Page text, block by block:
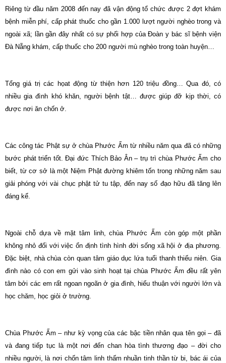
Riêng từ đầu năm 2008 đến nay đã vận động tổ chức được 2 đợt khám
bệnh miễn phí, cấp phát thuốc cho gần 1.000 lượt người nghèo trong và
ngoài xã; lần gần đây nhất có sự phối hợp của Đoàn y bác sĩ bệnh viện
Đà Nẵng khám, cấp thuốc cho 200 người mù nghèo trong toàn huyện…
Tổng giá trị các họat động từ thiện hơn 120 triệu đồng… Qua đó, có
nhiều gia đình khó khăn, người bệnh tật… được giúp đỡ kịp thời, có
được nơi ăn chốn ở.
Các công tác Phật sự ở chùa Phước Ấm từ nhiều năm qua đã có những
bước phát triển tốt. Đại đức Thích Bảo Ân – trụ trì chùa Phước Ấm cho
biết, từ cơ sở là một Niệm Phật đường khiêm tốn trong những năm sau
giải phóng với vài chục phật tử tu tập, đến nay số đạo hữu đã tăng lên
đáng kể.
Ngoài chỗ dựa về mặt tâm linh, chùa Phước Ấm còn góp một phần
không nhỏ đối với việc ổn định tình hình đời sống xã hội ở địa phương.
Đặc biệt, nhà chùa còn quan tâm giáo dục lứa tuổi thanh thiếu niên. Gia
đình nào có con em gửi vào sinh hoạt tại chùa Phước Ấm đều rất yên
tâm bởi các em rất ngoan ngoãn ở gia đình, hiếu thuận với người lớn và
học chăm, học giỏi ở trường.
Chùa Phước Ấm – như kỳ vọng của các bậc tiền nhân qua tên gọi – đã
và đang tiếp tục là một nơi đến chan hòa tình thương đạo – đời cho
nhiều người, là nơi chốn tâm linh thấm nhuần tinh thần từ bi, bác ái của